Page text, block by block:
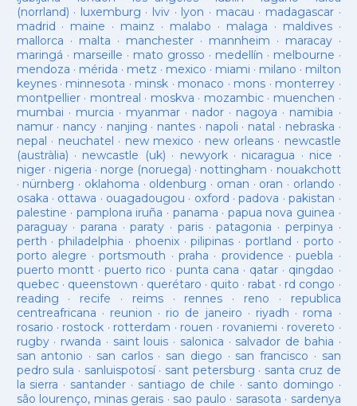
(norrland) · luxemburg · lviv · lyon · macau · madagascar·
madrid · maine · mainz · malabo · malaga · maldives·
mallorca · malta · manchester· mannheim · maracay·
maringá · marseille · mato grosso · medellín · melbourne ·
mendoza · mérida · metz · mexico · miami · milano · milton
keynes· minnesota · minsk · monaco · mons · monterrey ·
montpellier· montreal · moskva · mozambic· muenchen ·
mumbai · murcia · myanmar· nador · nagoya · namibia ·
namur· nancy · nanjing · nantes · napoli · natal · nebraska ·
nepal · neuchatel · new mexico · new orleans· newcastle
(austràlia) · newcastle (uk) · newyork· nicaragua · nice ·
niger· nigeria · norge (noruega) · nottingham · nouakchott
· nürnberg · oklahoma · oldenburg · oman · oran · orlando ·
osaka · ottawa · ouagadougou · oxford ·padova ·pakistan ·
palestine · pamplona iruña · panama · papua nova guinea ·
paraguay· parana ·paraty · paris·patagonia · perpinya ·
perth ·philadelphia · phoenix·pilipinas ·portland · porto ·
porto alegre ·portsmouth ·praha · providence ·puebla ·
puerto montt· puerto rico ·punta cana · qatar · qingdao ·
quebec· queenstown · querétaro · quito · rabat · rd congo ·
reading · recife · reims· rennes · reno · republica
centreafricana · reunion · rio de janeiro · riyadh · roma ·
rosario · rostock · rotterdam · rouen · rovaniemi · rovereto ·
rugby· rwanda · saint louis · salonica · salvador de bahia ·
san antonio · san carlos· san diego · san francisco · san
pedro sula · sanluispotosí· sant petersburg · santa cruz de
la sierra · santander · santiago de chile · santo domingo ·
são lourenço, minas gerais · sao paulo · sarasota · sardenya